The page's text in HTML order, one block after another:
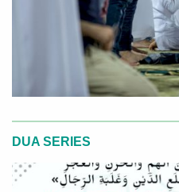
DUA SERIES